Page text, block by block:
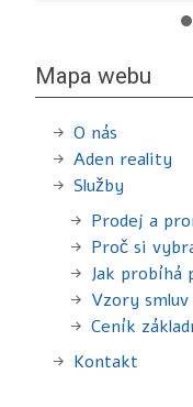
Mapa webu
O nás
Aden reality
Služby
Prodej a
Proč si
Jak probíhá
Vzory smluv
Ceník
Kontakt